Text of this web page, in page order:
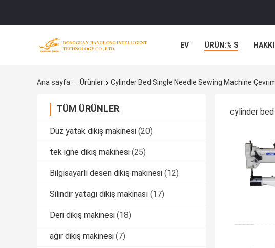
EV ÜRÜN:% S
Ana sayfa Ürünler Cylinder Bed Single Needle Sewing Machine
TÜM ÜRÜNLER
Düz yatak dikiş makinesi (20)
tek iğne dikiş makinesi (25)
Bilgisayarlı desen dikiş makinesi (12)
Silindir yatağı dikiş makinası (17)
Deri dikiş makinesi (18)
ağır dikiş makinesi (7)
cylinder